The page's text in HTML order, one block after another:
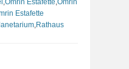
Estafette
Rathaus